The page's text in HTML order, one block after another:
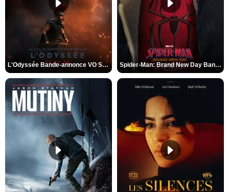
L'Odyssée Bande-annonce VO STFR Spider-Man: Brand New Day Bande-annonce VO STFR